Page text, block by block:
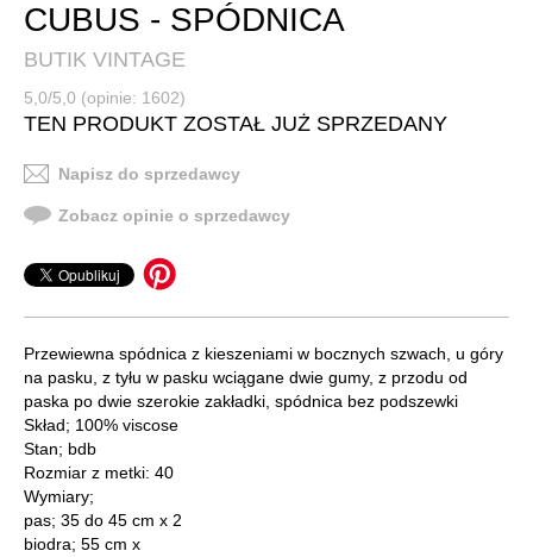
CUBUS - SPÓDNICA
BUTIK VINTAGE
5,0/5,0 (opinie: 1602)
TEN PRODUKT ZOSTAŁ JUŻ SPRZEDANY
Napisz do sprzedawcy
Zobacz opinie o sprzedawcy
Przewiewna spódnica z kieszeniami w bocznych szwach, u góry
na pasku, z tyłu w pasku wciągane dwie gumy, z przodu od
paska po dwie szerokie zakładki, spódnica bez podszewki
Skład; 100% viscose
Stan; bdb
Rozmiar z metki: 40
Wymiary;
pas; 35 do 45 cm x 2
biodra; 55 cm x